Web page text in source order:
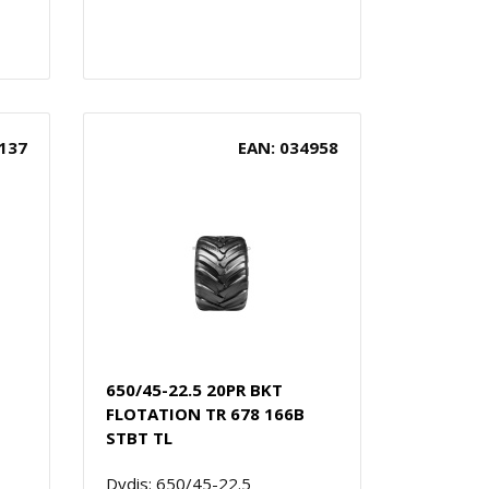
EAN: 034958
650/45-22.5 20PR BKT
FLOTATION TR 678 166B
STBT TL
Dydis: 650/45-22.5